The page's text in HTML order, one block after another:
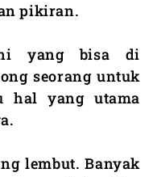
pikiran.
yang bisa di
seorang untuk
hal yang utama
lembut. Banyak